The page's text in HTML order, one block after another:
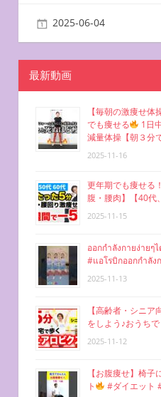
ー
シ
ョ
ン
2025-06-04
最新動画
【毎朝の激痩せ
でも痩せる
1日
減量体操【朝３分
2025-11-16
更年期でも痩せる
腹・腰肉】【40代
2025-11-15
ออกกำลังกายง่ายๆ
#แอโรบิกออกกำลัง
2025-11-13
【高齢者・シニ
をしよう♪おうち
2025-11-12
【お腹痩せ】椅
ト
#ダイエット